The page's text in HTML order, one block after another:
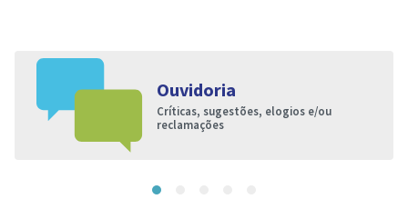
Ouvidoria
Críticas, sugestões, elogios e/ou
reclamações